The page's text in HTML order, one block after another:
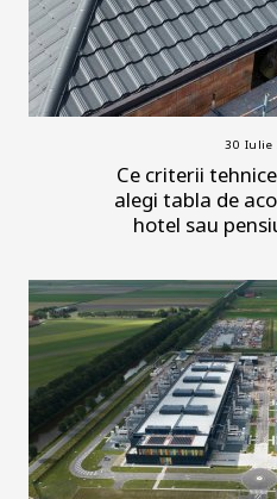
30 Iulie
Ce criterii
alegi tabla de
hotel sau